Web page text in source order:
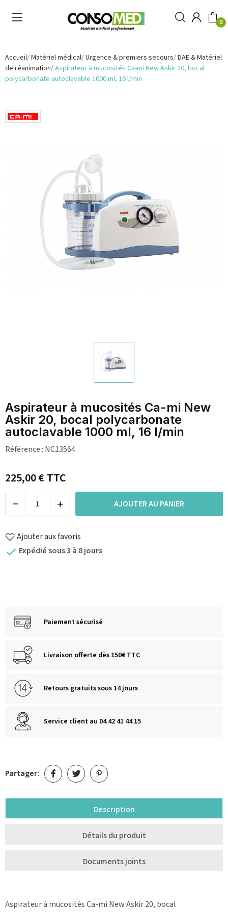
0
Accueil Matériel médical Urgence & premiers secours DAE & Matériel
de réanimation Aspirateur à mucosités Ca-mi New Askir 20, bocal
polycarbonate autoclavable 1000 ml, 16 l/min
Aspirateur à mucosités Ca-mi New
Askir 20, bocal polycarbonate
autoclavable 1000 ml, 16 l/min
Référence : NC13564
225,00 €TTC
AJOUTER AU PANIER
Ajouter aux favoris
 Expédié sous 3 à 8 jours
Paiement sécurisé
Livraison offerte dès 150€ TTC
Retours gratuits sous 14 jours
Service client au 04 42 41 44 15
Partager:
Description
Détails du produit
Documents joints
Aspirateur à mucosités Ca-mi New Askir 20, bocal